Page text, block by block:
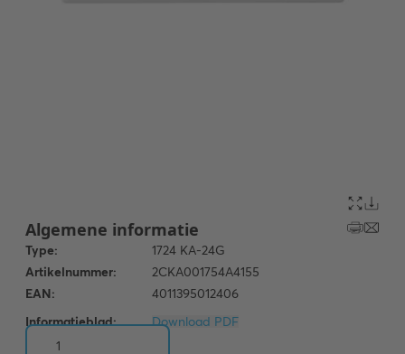
Informatieblad: Download PDF